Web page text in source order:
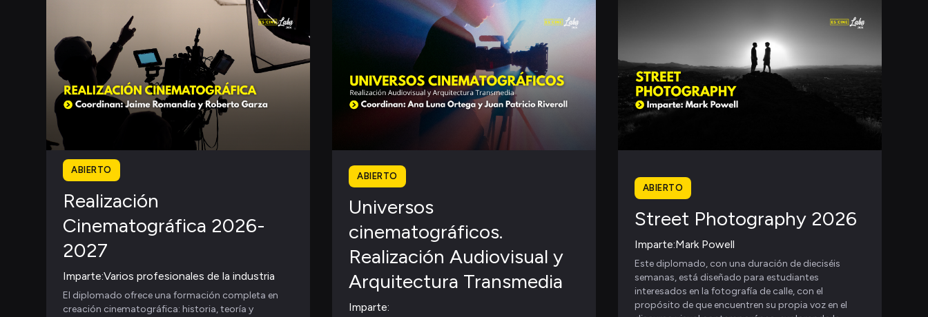
ABIERTO
Realización
Cinematográfica 2026-
2027
Imparte:Varios profesionales de la industria
El diplomado ofrece una formación completa en
creación cinematográfica: historia, teoría y
ABIERTO
Universos
cinematográficos.
Realización Audiovisual y
Arquitectura Transmedia
Imparte:
ABIERTO
Street Photography 2026
Imparte:Mark Powell
Este diplomado, con una duración de dieciséis
semanas, está diseñado para estudiantes
interesados en la fotografía de calle, con el
propósito de que encuentren su propia voz en el